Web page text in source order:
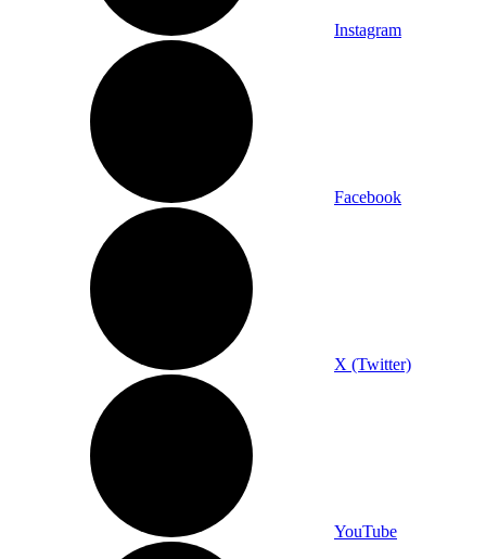
Instagram
Facebook
X (Twitter)
YouTube